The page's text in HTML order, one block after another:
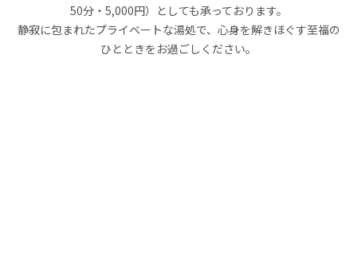
50分・5,000円）としても承っております。
静寂に包まれたプライベートな湯処で、心身を解きほぐす至福の
ひとときをお過ごしください。